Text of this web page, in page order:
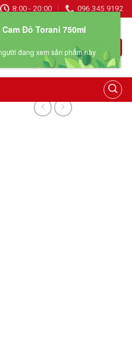
8:00 - 20:00 096.345.9192
Giỏ hàng
Cam Đỏ Torani 750ml